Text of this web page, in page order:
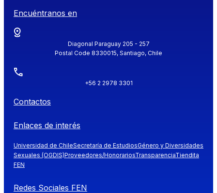
Encuéntranos en
Diagonal Paraguay 205 - 257
Postal Code 8330015, Santiago, Chile
+56 2 2978 3301
Contactos
Enlaces de interés
Universidad de ChileSecretaría de EstudiosGénero y Diversidades
Sexuales (OGDIS)Proveedores/HonorariosTransparenciaTiendita
FEN
Redes Sociales FEN